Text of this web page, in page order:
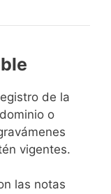
de la
o
vigentes.
las notas